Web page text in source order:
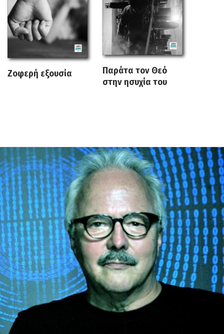
Ζοφερή εξουσία
Παράτα τον Θεό
στην ησυχία του